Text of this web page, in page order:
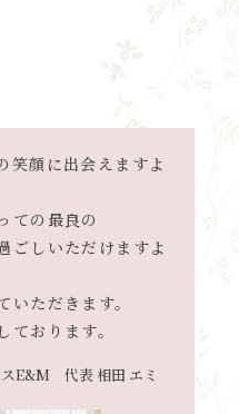
笑顔に出会えますよ
ての最良の
ごしいただけますよ
ただきます。
おります。
スE&M 代表 相田 エミ